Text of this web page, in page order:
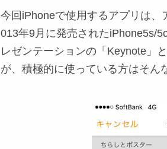
今回iPhoneで使用するアプリは
013年9月に発売されたiPhone5s/
レゼンテーションの「Keynote」
が、積極的に使っている方はそん